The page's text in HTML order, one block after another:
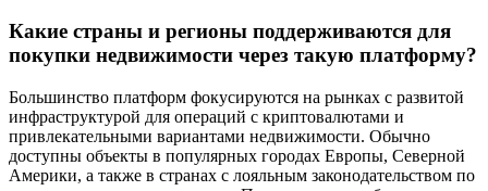
Какие страны и регионы поддерживаются для
покупки недвижимости через такую платформу?
Большинство платформ фокусируются на рынках с развитой
инфраструктурой для операций с криптовалютами и
привлекательными вариантами недвижимости. Обычно
доступны объекты в популярных городах Европы, Северной
Америки, а также в странах с лояльным законодательством по